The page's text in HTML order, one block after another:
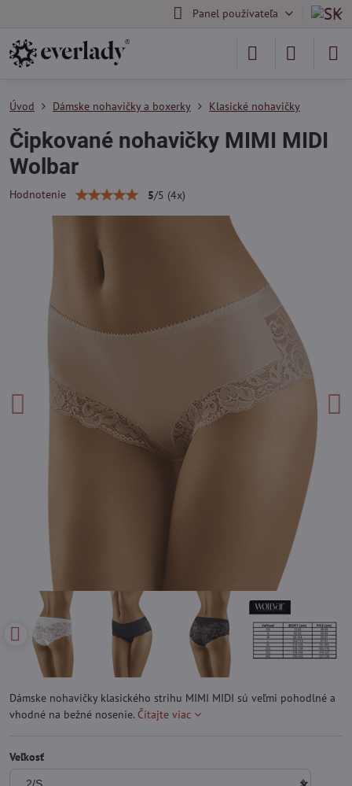
Panel používateľa
Úvod Dámske nohavičky a boxerky Klasické nohavičky
Čipkované nohavičky MIMI MIDI
Wolbar
Hodnotenie 5/5 (4x)
Dámske nohavičky klasického strihu MIMI MIDI sú veľmi pohodlné a
vhodné na bežné nosenie. Čítajte viac
Veľkosť